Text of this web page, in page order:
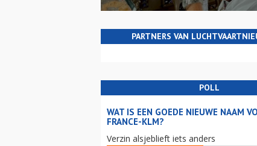
PARTNERS VAN
POLL
WAT IS EEN GOEDE NIEUWE NAAM
FRANCE-KLM?
Verzin alsjeblieft iets anders